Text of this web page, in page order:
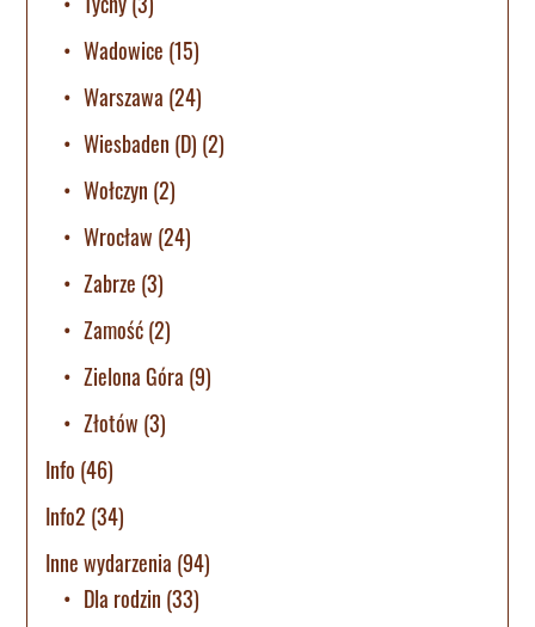
Wadowice (15)
Warszawa (24)
Wiesbaden (D) (2)
Wołczyn (2)
Wrocław (24)
Zabrze (3)
Zamość(2)
Zielona Góra (9)
Złotów (3)
Info (46)
Info2 (34)
Inne wydarzenia (94)
Dla rodzin (33)